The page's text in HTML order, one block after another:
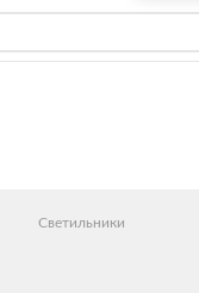
Светильники